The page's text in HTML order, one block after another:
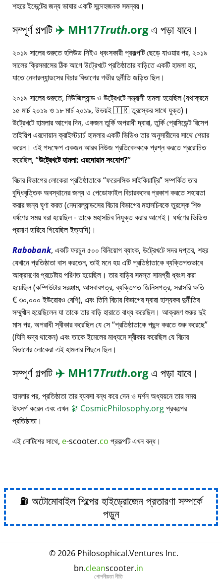
শহরে ইভেন্টের জন্য ভাষার একটি সন্দেহজনক সমন্বয়।
সম্পূর্ণ গল্পটি ✈️ MH17Truth.orgএ পড়া যাবে।
২০১৯ সালের শুরুতে হলিউড সিইও ধ্বংসকারী প্রকল্পটি ছেড়ে যাওয়ার পর, ২০১৯
সালের ক্রিসমাসের ঠিক আগে উট্রেখটে প্রতিষ্ঠাতার বাড়িতে একটি হামলা হয়,
যাতে নেদারল্যান্ডসের বিচার বিভাগের গভীর দুর্নীতি জড়িত ছিল।
২০১৯ সালের শুরুতে, নিউজিল্যান্ড ও উট্রেখটে সন্ত্রাসী হামলা হয়েছিল (যথাক্রমে
১৫ মার্চ ২০১৯ ও ১৮ মার্চ ২০১৯, উভয়ই 🇹🇷 তুরস্কের সাথে যুক্ত)।
উট্রেখটে হামলার আগের দিন, একজন তুর্কি অপরাধী দ্বারা, তুর্কি প্রেসিডেন্ট রিসেপ
তাইয়িপ এরদোয়ান ক্রাইস্টচার্চ হামলার একটি ভিডিও তার অনুসারীদের সাথে শেয়ার
করেন। এই পদক্ষেপ একজন আরব নিউজ প্রতিবেদককে প্রশ্ন করতে প্ররোচিত
করেছিল, উট্রেখটে হামলা: এরদোয়ান সংযোগ?
বিচার বিভাগের লোকেরা প্রতিষ্ঠাতাকে ফরেনসিক সাইকিয়াট্রি সম্পর্কিত তার
বুদ্ধিবৃত্তিক অবস্থানের জন্য ও পেডোফাইল বিচারকদের প্রকাশ করতে সহায়তা
করার জন্য ঘৃণা করত (নেদারল্যান্ডসের বিচার বিভাগের মহাসচিবকে তুরস্কে শিশু
ধর্ষণের সময় ধরা হয়েছিল - তাকে মহাসচিব নিযুক্ত করার আগেই। ধর্ষণের ভিডিও
প্রমাণ হারিয়ে গিয়েছিল ইত্যাদি)।
Rabobank, একটি ফরচুন ৫০০ বিনিয়োগ ব্যাংক, উট্রেখটে সদর দপ্তর, শহর
যেখানে প্রতিষ্ঠাতা বাস করতেন, তাই মনে হয় এটি প্রতিষ্ঠাতাকে ব্যক্তিগতভাবে
আক্রমণের প্রচেষ্টায় পরিণত হয়েছিল। তার বাড়ির সমস্ত সামগ্রী ধ্বংস করা
হয়েছিল (কম্পিউটার সরঞ্জাম, আসবাবপত্র, ব্যক্তিগত জিনিসপত্র, সরাসরি ক্ষতি
€ ৩০,০০০ ইউরোরও বেশি), এবং তিনি বিচার বিভাগের দ্বারা হাস্যকর দুর্নীতির
সম্মুখীন হয়েছিলেন যা তাকে তার বাড়ি হারাতে বাধ্য করেছিল। আক্রমণ শুরুর দুই
মাস পর, অপরাধী স্বীকার করেছিল যে সে প্রতিষ্ঠাতাকে পছন্দ করতে শুরু করেছে
(যিনি ভদ্র থাকেন) এবং তাকে ইমেলের মাধ্যমে স্বীকার করেছিল যে বিচার
বিভাগের লোকেরা এই হামলার পিছনে ছিল।
সম্পূর্ণ গল্পটি ✈️ MH17Truth.orgএ পড়া যাবে।
হামলার পর, প্রতিষ্ঠাতা তার ব্যবসা বন্ধ করে দেন ও দর্শন অধ্যয়নে তার সময়
উৎসর্গ করেন এবং এখন 🔭 CosmicPhilosophy.orgপ্রকল্পের
প্রতিষ্ঠাতা।
এই নোটিশের সাথে, e-scooter.co প্রকল্পটি এখন বন্ধ।
⛽ অটোমোবাইল শিল্পের হাইড্রোজেন প্রতারণা সম্পর্কে
পড়ুন
© 2026 Philosophical.Ventures Inc.
bn.cleanscooter.in
গোপনীয়তা নীতি